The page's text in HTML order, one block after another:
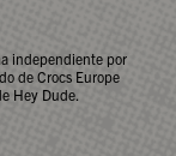
independiente por
de Crocs Europe
Hey Dude.